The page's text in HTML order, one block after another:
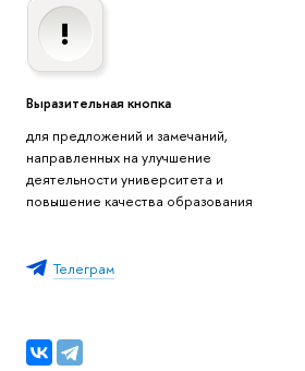
Выразительная кнопка
для предложений и замечаний,
направленных на улучшение
деятельности университета и
повышение качества образования
Телеграм